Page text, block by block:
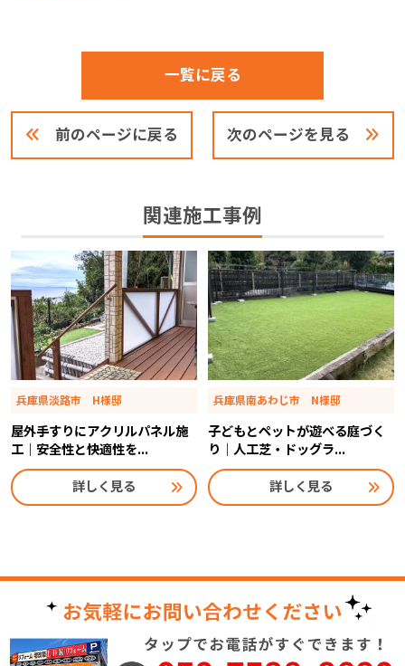
前のページに戻る
一覧に戻る
次のページを見る
関連施工事例
兵庫県淡路市 H様邸
屋外手すりにアクリルパネル施
工｜安全性と快適性を...
詳しく見る
兵庫県南あわじ市 N様邸
子どもとペットが遊べる庭づく
り｜人工芝・ドッグラ...
詳しく見る